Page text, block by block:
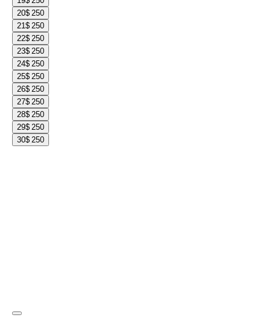
20$ 250
21$ 250
22$ 250
23$ 250
24$ 250
25$ 250
26$ 250
27$ 250
28$ 250
29$ 250
30$ 250